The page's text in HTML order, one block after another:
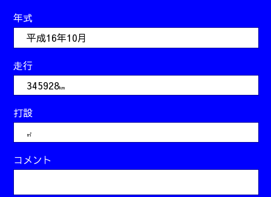
年式
平成16年10月
走行
345928km
打設
㎥
コメント